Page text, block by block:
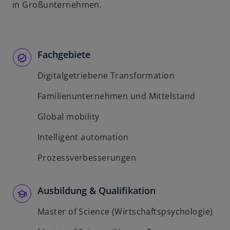
in Großunternehmen.
Fachgebiete
Digitalgetriebene Transformation
Familienunternehmen und Mittelstand
Global mobility
Intelligent automation
Prozessverbesserungen
Ausbildung & Qualifikation
Master of Science (Wirtschaftspsychologie)